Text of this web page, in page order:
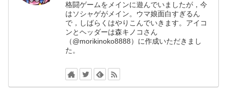
格闘ゲームをメインに遊んでいましたが，今
はソシャゲがメイン。ウマ娘面白すぎるん
で，しばらくはやりこんでいきます。アイコ
ンとヘッダーは森キノコさん
（@morikinoko8888）に作成いただきまし
た。